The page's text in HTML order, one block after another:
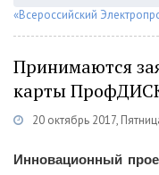
«Всероссийский
Принимаются
карты
20 октябрь 2017,
Инновационный